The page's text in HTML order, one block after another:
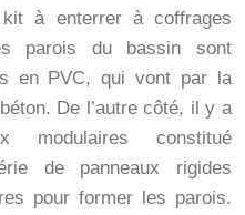
à enterrer à coffrages
parois du bassin sont
en PVC, qui vont par la
De l’autre côté, il y a
modulaires constitué
de panneaux rigides
pour former les parois.